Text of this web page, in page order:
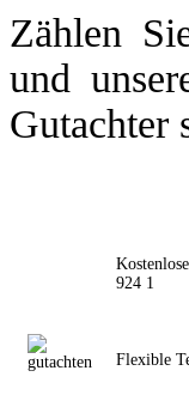
Zählen
und
Gutachter
924 1
Flexible